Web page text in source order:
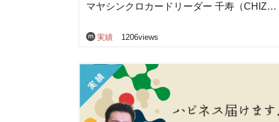
マヤシンクロカードリーダー 千寿（CHIZ…
実績 1206views